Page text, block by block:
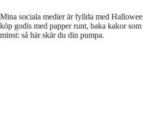
Mina sociala medier är fyllda med
köp godis med papper runt, baka kakor
minst: så här skär du din pumpa.